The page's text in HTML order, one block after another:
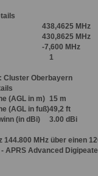
438,4625 MHz
430,8625 MHz
-7,600 MHz
1
Cluster Oberbayern
(AGL in m)
15 m
(AGL in fuß)49,2 ft
(in dBi) 3.00 dBi
MHz über einen
APRS Advanced